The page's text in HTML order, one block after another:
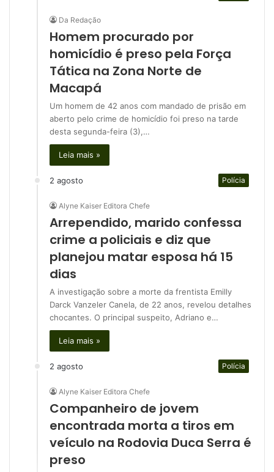
Da Redação
Homem procurado por
homicídio é preso pela Força
Tática na Zona Norte de
Macapá
Um homem de 42 anos com mandado de prisão em
aberto pelo crime de homicídio foi preso na tarde
desta segunda-feira (3),…
Leia mais »
2 agosto Polícia
Alyne Kaiser Editora Chefe
Arrependido, marido confessa
crime a policiais e diz que
planejou matar esposa há 15
dias
A investigação sobre a morte da frentista Emilly
Darck Vanzeler Canela, de 22 anos, revelou detalhes
chocantes. O principal suspeito, Adriano e…
Leia mais »
2 agosto Polícia
Alyne Kaiser Editora Chefe
Companheiro de jovem
encontrada morta a tiros em
veículo na Rodovia Duca Serra é
preso